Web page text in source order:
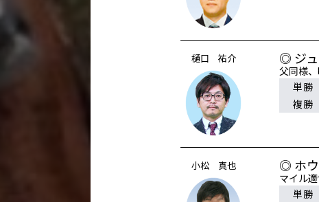
樋口 祐介 ◎ ジ
父同様、
単勝
複勝
小松 真也 ◎ ホウ
マイル
単勝